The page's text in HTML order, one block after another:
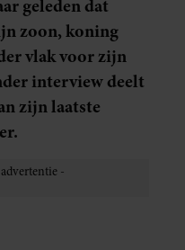
geleden dat
zoon, koning
vlak voor zijn
interview deelt
zijn laatste